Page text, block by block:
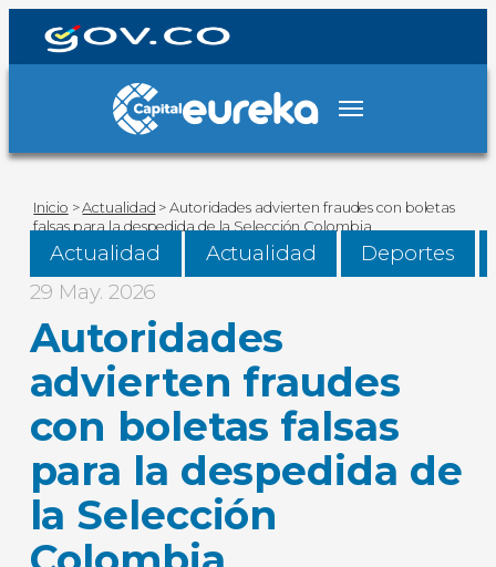
Inicio >Actualidad >Autoridades advierten fraudes con boletas
falsas para la despedida de la Selección Colombia
Actualidad Actualidad
Deportes
29 May. 2026
Autoridades
advierten fraudes
con boletas falsas
para la despedida de
la Selección